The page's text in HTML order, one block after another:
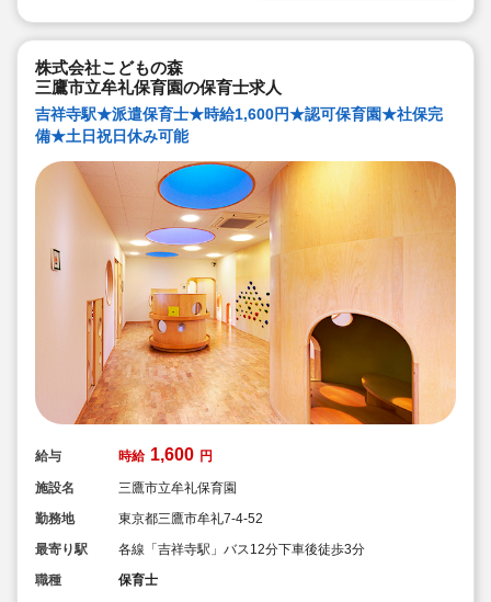
株式会社こどもの森
三鷹市立牟礼保育園の保育士求人
吉祥寺駅★派遣保育士★時給1,600円★認可保育園★社保完
備★土日祝日休み可能
給与 時給 1,600 円
施設名
三鷹市立牟礼保育園
勤務地
東京都三鷹市牟礼7-4-52
最寄り駅
各線「吉祥寺駅」バス12分下車後徒歩3分
職種
保育士